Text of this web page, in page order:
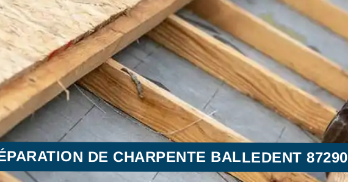
DE CHARPENTE BALLEDENT 87290